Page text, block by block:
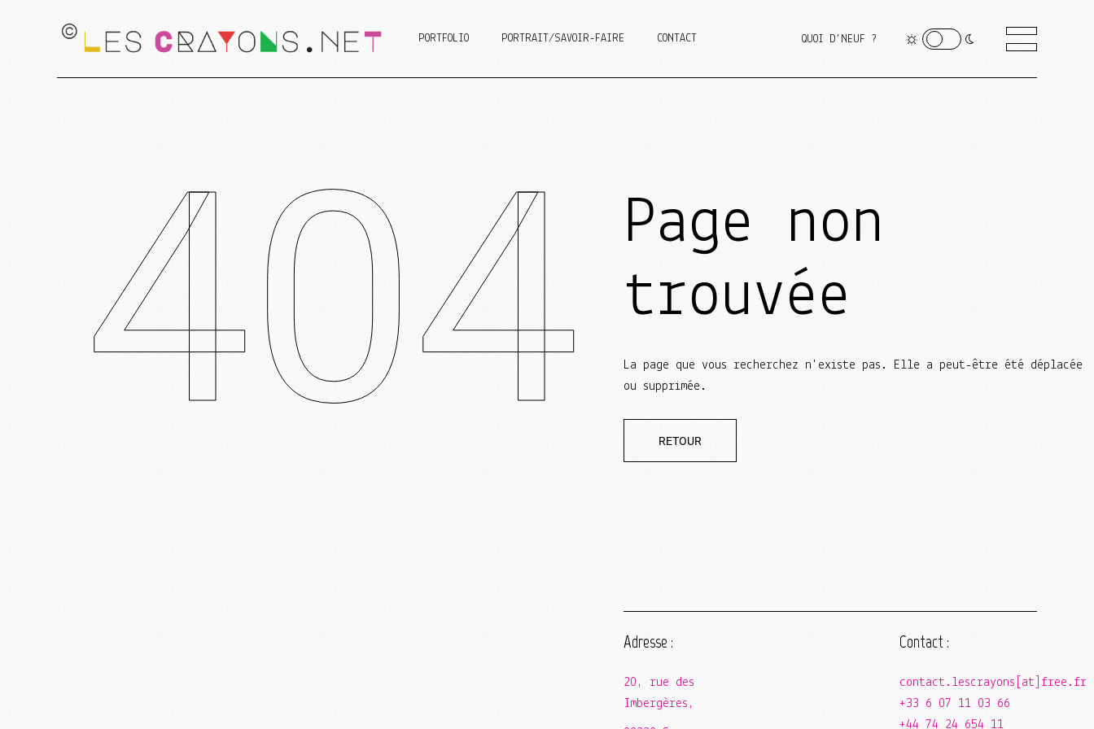
PORTFOLIO PORTRAIT/SAVOIR-FAIRE CONTACT QUOI D’NEUF ?
Design Web
404
Page non
trouvée
La page que vous recherchez n'existe pas. Elle a peut-être été déplacée
ou supprimée.
RETOUR
Adresse :
20, rue des
Imbergères,
Contact :
contact.lescrayons[at]free.fr
+33 6 07 11 03 66
+44 74 24 654 11